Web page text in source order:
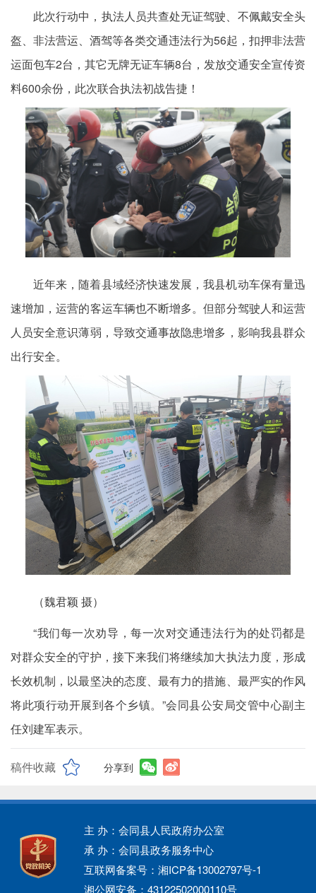
此次行动中，执法人员共查处无证驾驶、不佩戴安全头
盔、非法营运、酒驾等各类交通违法行为56起，扣押非法营
运面包车2台，其它无牌无证车辆8台，发放交通安全宣传资
料600余份，此次联合执法初战告捷！
近年来，随着县域经济快速发展，我县机动车保有量迅
速增加，运营的客运车辆也不断增多。但部分驾驶人和运营
人员安全意识薄弱，导致交通事故隐患增多，影响我县群众
出行安全。
（魏君颖 摄）
“我们每一次劝导，每一次对交通违法行为的处罚都是
对群众安全的守护，接下来我们将继续加大执法力度，形成
长效机制，以最坚决的态度、最有力的措施、最严实的作风
将此项行动开展到各个乡镇。”会同县公安局交管中心副主
任刘建军表示。
稿件收藏 分享到
主 办：会同县人民政府办公室
承 办：会同县政务服务中心
互联网备案号：湘ICP备13002797号-1
湘公网安备：43122502000110号